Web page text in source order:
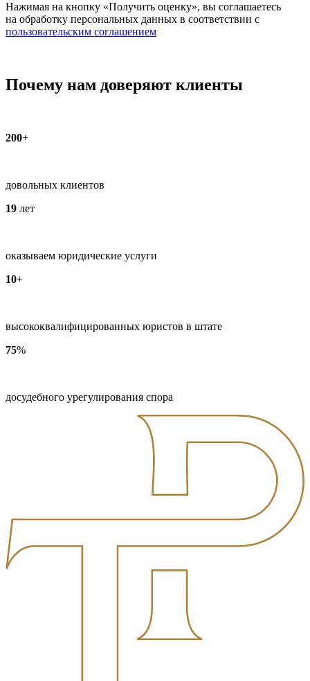
Нажимая на кнопку «Получить оценку», вы соглашаетесь
на обработку персональных данных в соответствии с
пользовательским соглашением
Почему нам доверяют клиенты
200+
довольных клиентов
19 лет
оказываем юридические услуги
10+
высококвалифицированных юристов в штате
75%
досудебного урегулирования спора